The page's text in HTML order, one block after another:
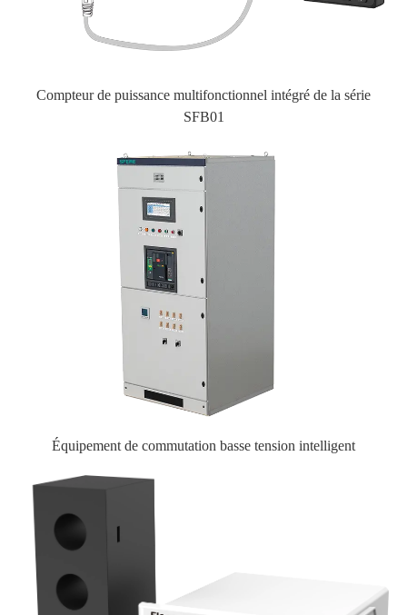
Compteur de puissance multifonctionnel intégré de la série
SFB01
Équipement de commutation basse tension intelligent